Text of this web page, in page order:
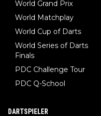
World Grand Prix
World Matchplay
World Cup of Darts
World Series of Darts
Finals
PDC Challenge Tour
PDC Q-School
DARTSPIELER